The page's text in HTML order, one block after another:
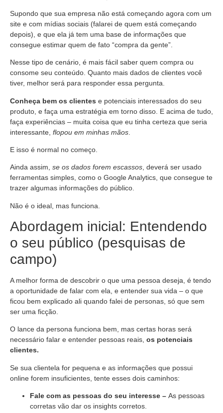
Supondo que sua empresa não está começando agora com um
site e com mídias sociais (falarei de quem está começando
depois), e que ela já tem uma base de informações que
consegue estimar quem de fato “compra da gente”.
Nesse tipo de cenário, é mais fácil saber quem compra ou
consome seu conteúdo. Quanto mais dados de clientes você
tiver, melhor será para responder essa pergunta.
Conheça bem os clientes e potenciais interessados do seu
produto, e faça uma estratégia em torno disso. E acima de tudo,
faça experiências – muita coisa que eu tinha certeza que seria
interessante, flopou em minhas mãos
E isso é normal no começo.
Ainda assim, se os dados forem escassos, deverá ser usado
ferramentas simples, como o Google Analytics, que consegue te
trazer algumas informações do público.
Não é o ideal, mas funciona.
Abordagem inicial: Entendendo
o seu público (pesquisas de
campo)
A melhor forma de descobrir o que uma pessoa deseja, é tendo
a oportunidade de falar com ela, e entender sua vida – o que
ficou bem explicado ali quando falei de personas, só que sem
ser uma ficção.
O lance da persona funciona bem, mas certas horas será
necessário falar e entender pessoas reais, os potenciais
clientes.
Se sua clientela for pequena e as informações que possui
online forem insuficientes, tente esses dois caminhos:
Fale com as pessoas do seu interesse – As pessoas
corretas vão dar os insights corretos.